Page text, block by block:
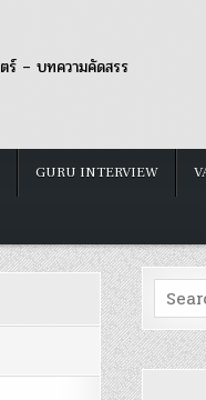
– บทความคัดสรร
GURU INTERVIEW
for: